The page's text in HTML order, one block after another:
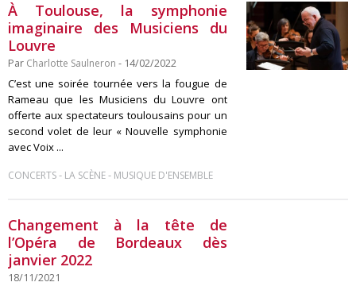
À Toulouse, la symphonie
imaginaire des Musiciens du
Louvre
Par Charlotte Saulneron - 14/02/2022
C’est une soirée tournée vers la fougue de
Rameau que les Musiciens du Louvre ont
offerte aux spectateurs toulousains pour un
second volet de leur « Nouvelle symphonie
avec Voix ...
CONCERTS- LA SCÈNE- MUSIQUE D'ENSEMBLE
Changement à la tête de
l’Opéra de Bordeaux dès
janvier 2022
18/11/2021